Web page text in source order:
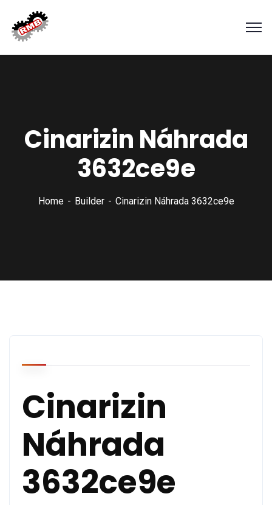
Cinarizin Náhrada
3632ce9e
Home Builder Cinarizin Náhrada 3632ce9e
Cinarizin
Náhrada
3632ce9e